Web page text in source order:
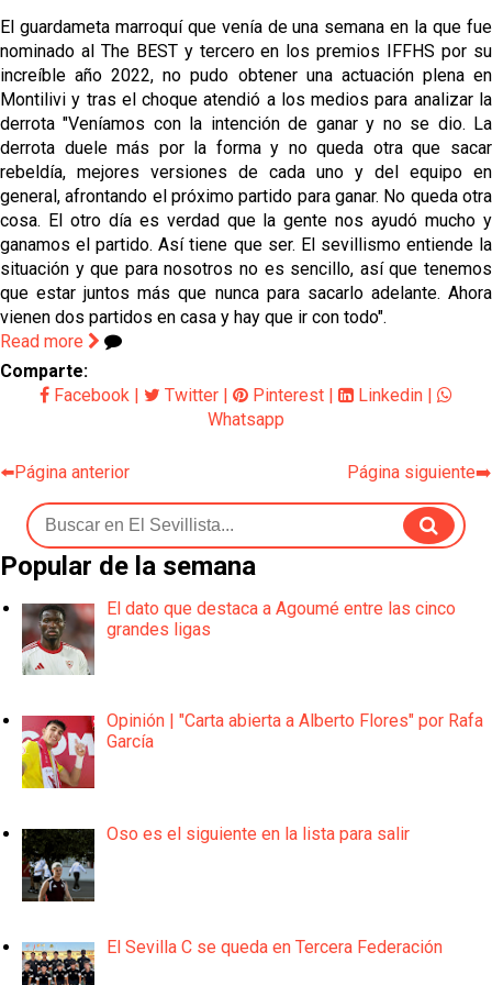
Oso es el siguiente en la lista para salir
Banquillos confirmados: así queda la cantera del
Sevilla Femenino para la 2026/27
Celta y Rayo agitan el mercado de La Liga
Previa | El Sevilla FC cierra la pretemporada con el
exigente choque ante el Bayer Leverkusen
El guardameta marroquí que venía de una semana en la que fue
nominado al The BEST y tercero en los premios IFFHS por su
increíble año 2022, no pudo obtener una actuación plena en
Montilivi y tras el choque atendió a los medios para analizar la
derrota "Veníamos con la intención de ganar y no se dio. La
derrota duele más por la forma y no queda otra que sacar
rebeldía, mejores versiones de cada uno y del equipo en
general, afrontando el próximo partido para ganar. No queda otra
cosa. El otro día es verdad que la gente nos ayudó mucho y
ganamos el partido. Así tiene que ser. El sevillismo entiende la
situación y que para nosotros no es sencillo, así que tenemos
que estar juntos más que nunca para sacarlo adelante. Ahora
vienen dos partidos en casa y hay que ir con todo".
Read more
Comparte:
Facebook
Twitter Pinterest Linkedin
Whatsapp
⬅️Página anterior Página siguiente➡️
Popular de la semana
El dato que destaca a Agoumé entre las cinco
grandes ligas
Opinión | "Carta abierta a Alberto Flores" por Rafa
García
Oso es el siguiente en la lista para salir
El Sevilla C se queda en Tercera Federación